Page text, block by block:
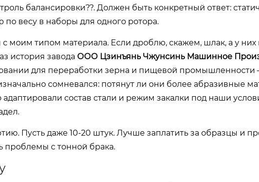
балансировки??. Должен быть конкретный ответ:
по весу в наборы для одного ротора.
моим типом материала. Если дроблю, скажем, шлак, а у них
история завода ООО Цзинъянь Чжунсинь Машинное
для переработки зерна и пищевой промышленности
сомневался: потянут ли они более абразивные
состав стали и режим закалки под наши
Пусть даже 10-20 штук. Лучше заплатить за образцы и
проблемы с тонной брака.